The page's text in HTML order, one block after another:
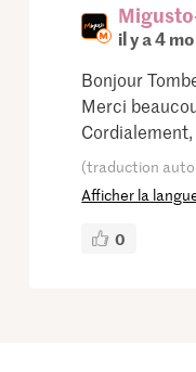
il y a 4
Bonjour
Merci
(traduction
Afficher la
0